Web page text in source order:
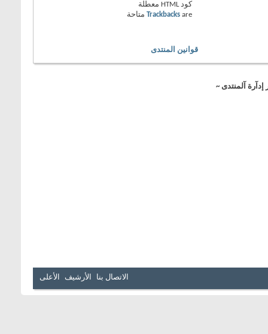
كود HTML
معطلة
Trackbacks are
متاحة
قوانين المنتدى
آلمنتدى ~
الاتصال بنا الأرشيف الأعلى